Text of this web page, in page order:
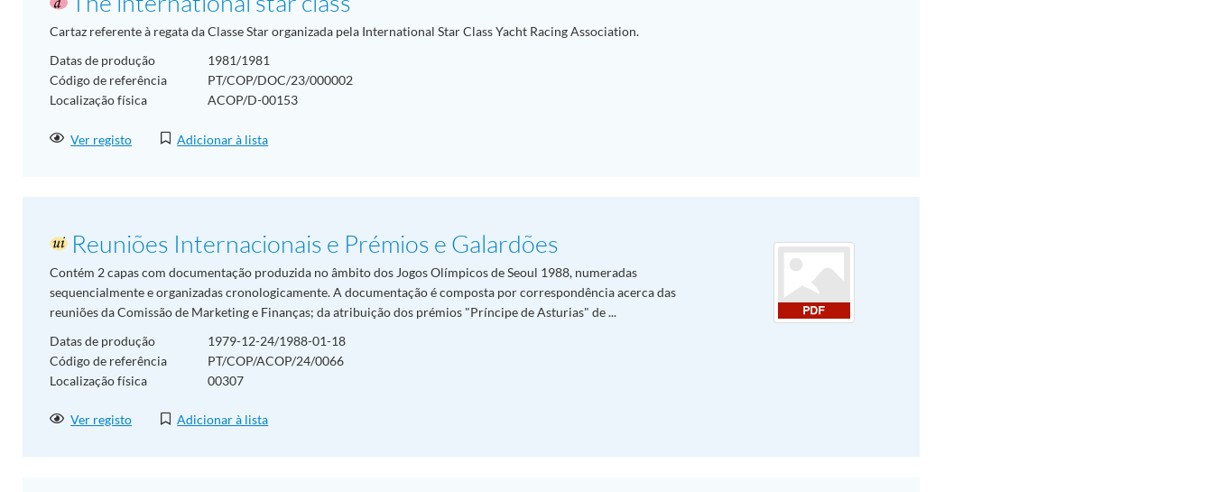
Cartaz referente à regata da Classe Star organizada pela International Star Class Yacht Racing Association.
Datas de produção
1981/1981
Código de referência
PT/COP/DOC/23/000002
Localização física
ACOP/D-00153
Ver registo Adicionar à lista
Reuniões Internacionais e Prémios e Galardões
Contém 2 capas com documentação produzida no âmbito dos Jogos Olímpicos de Seoul 1988, numeradas
sequencialmente e organizadas cronologicamente. A documentação é composta por correspondência acerca das
reuniões da Comissão de Marketing e Finanças; da atribuição dos prémios "Príncipe de Asturias" de ...
Datas de produção
1979-12-24/1988-01-18
Código de referência
PT/COP/ACOP/24/0066
Localização física
00307
Ver registo Adicionar à lista